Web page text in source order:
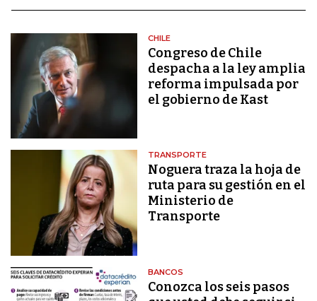
CHILE
Congreso de Chile
despacha a la ley amplia
reforma impulsada por
el gobierno de Kast
TRANSPORTE
Noguera traza la hoja de
ruta para su gestión en el
Ministerio de
Transporte
BANCOS
Conozca los seis pasos